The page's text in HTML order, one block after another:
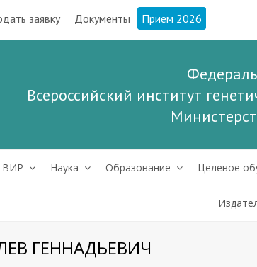
заявку Документы Прием 2026
Всероссийский институт
ВИР Наука Образование Целевое
ГЕННАДЬЕВИЧ